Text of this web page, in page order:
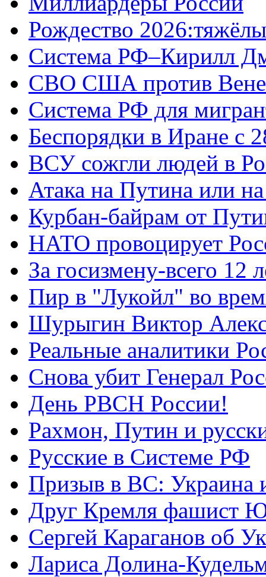
Рождество
Система РФ–Кирилл
СВО США против
Система РФ для
Беспорядки в Иране с
ВСУ сожгли людей в
Атака на Путина или
Курбан-байрам от
НАТО провоцирует
За госизмену-всего 12
Пир в "Лукойл" во
Шурыгин Виктор
Реальные аналитики
Снова убит Генерал
День РВСН России!
Рахмон, Путин и
Русские в Системе РФ
Призыв в ВС: Украина
Друг Кремля фашист
Сергей Караганов об
Лариса Долина-